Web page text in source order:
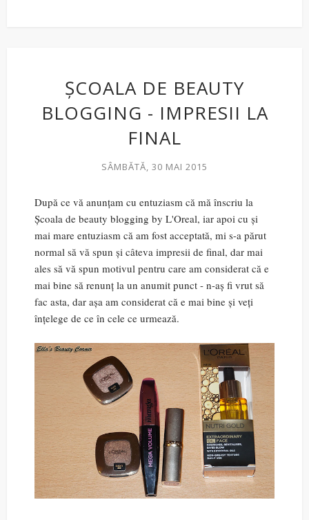
ȘCOALA DE BEAUTY
BLOGGING - IMPRESII LA
FINAL
SÂMBĂTĂ, 30 MAI 2015
După ce vă anunțam cu entuziasm că mă înscriu la
Școala de beauty blogging by L'Oreal, iar apoi cu și
mai mare entuziasm că am fost acceptată, mi s-a părut
normal să vă spun și câteva impresii de final, dar mai
ales să vă spun motivul pentru care am considerat că e
mai bine să renunț la un anumit punct - n-aș fi vrut să
fac asta, dar așa am considerat că e mai bine și veți
înțelege de ce în cele ce urmează.